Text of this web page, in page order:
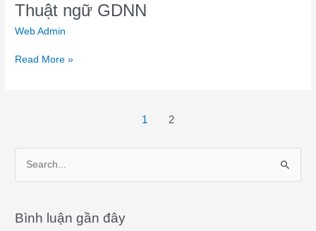
Thuật ngữ GDNN
Web Admin
Read More »
1 2
rBình luận gần đây